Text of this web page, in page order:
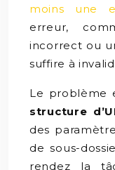
moins une
erreur,
incorrect ou
suffire à
Le problème
structure
des
de sous-
rendez la